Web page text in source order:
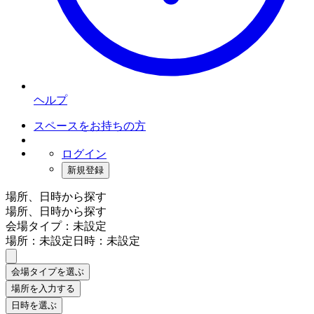
ヘルプ
スペースをお持ちの方
ログイン
新規登録
場所、日時から探す
場所、日時から探す
会場タイプ：未設定
場所：未設定日時：未設定
会場タイプを選ぶ
場所を入力する
日時を選ぶ